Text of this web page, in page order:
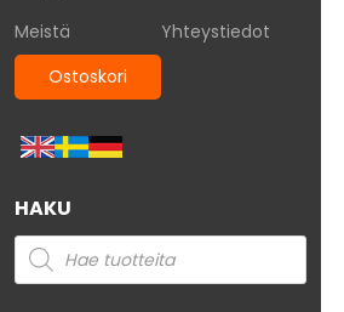
Meistä
Yhteystiedot
Ostoskori
HAKU